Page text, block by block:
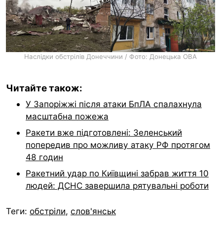
Наслідки обстрілів Донеччини / Фото: Донецька ОВА
Читайте також:
У Запоріжжі після атаки БпЛА спалахнула
масштабна пожежа
Ракети вже підготовлені: Зеленський
попередив про можливу атаку РФ протягом
48 годин
Ракетний удар по Київщині забрав життя 10
людей: ДСНС завершила рятувальні роботи
Теги: обстріли, слов'янськ